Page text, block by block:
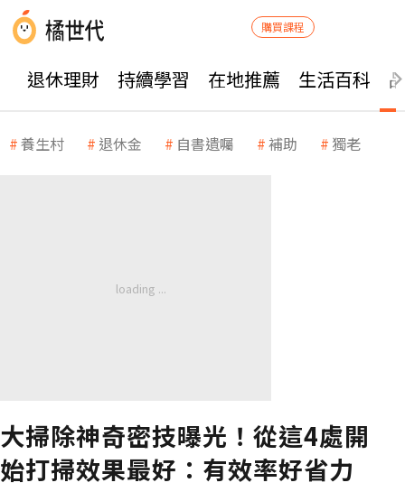
購買課程
退休理財 持續學習 在地推薦 生活百科
養生村 退休金 自書遺囑 補助 獨老
大掃除神奇密技曝光！從這4處開
始打掃效果最好：有效率好省力